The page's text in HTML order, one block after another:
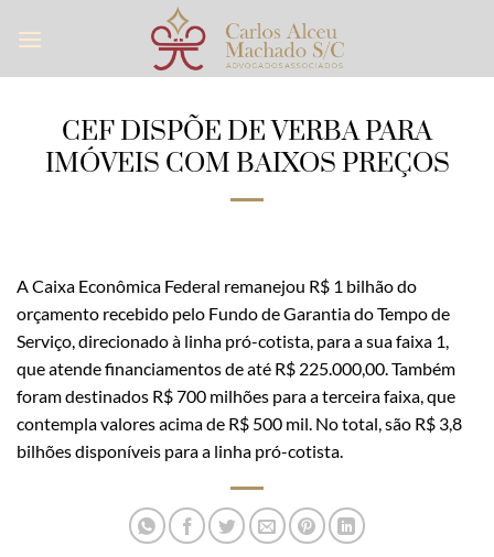
CEF DISPÕE DE VERBA PARA
IMÓVEIS COM BAIXOS PREÇOS
A Caixa Econômica Federal remanejou R$ 1 bilhão do
orçamento recebido pelo Fundo de Garantia do Tempo de
Serviço, direcionado à linha pró-cotista, para a sua faixa 1,
que atende financiamentos de até R$ 225.000,00. Também
foram destinados R$ 700 milhões para a terceira faixa, que
contempla valores acima de R$ 500 mil. No total, são R$ 3,8
bilhões disponíveis para a linha pró-cotista.